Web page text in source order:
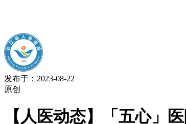
发布于：2023-08-22
原创
【人医动态】「五心」